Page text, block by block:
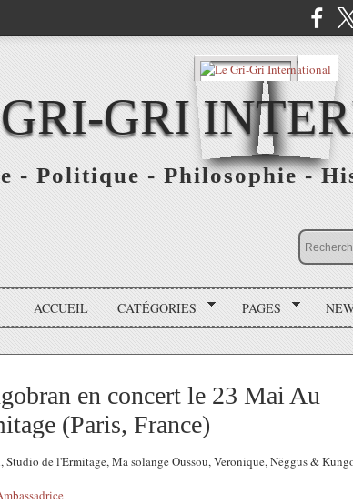
GRI
- Politique - Philosophie -
ACCUEIL CATÉGORIES PAGES
en concert le 23 Mai Au
(Paris, France)
de l'Ermitage, Ma solange Oussou, Veronique, Nëggus &